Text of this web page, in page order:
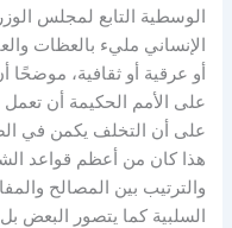
الوسطية التابع لمجلس
الإنساني مليء بالعظات
أو عرقية أو ثقافية، موضحًا
على الأمم الحكيمة أن تعمل
على أن التخلف يكمن في
هذا كان من أعظم قواعد
والترتيب بين المصالح
السلبية كما يتصور البعض